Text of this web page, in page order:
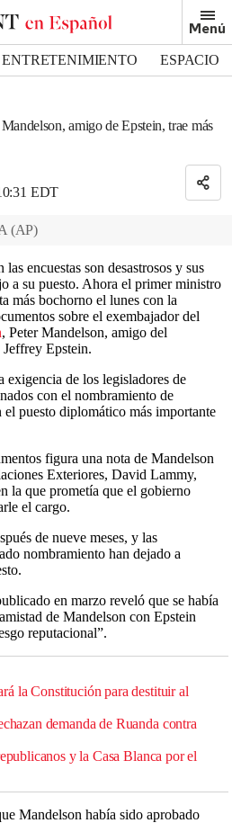
Menú
ENTRETENIMIENTO
ESPACIO
amigo de Epstein, trae más
EDT
(AP)
encuestas son desastrosos y sus
a su puesto. Ahora el primer ministro
más bochorno el lunes con la
sobre el exembajador del
, Peter Mandelson, amigo del
Epstein.
de los legisladores de
con el nombramiento de
puesto diplomático más importante
figura una nota de Mandelson
Exteriores, David Lammy,
la que prometía que el gobierno
el cargo.
de nueve meses, y las
nombramiento han dejado a
en marzo reveló que se había
de Mandelson con Epstein
reputacional”.
la Constitución para destituir al
demanda de Ruanda contra
y la Casa Blanca por el
Mandelson había sido aprobado